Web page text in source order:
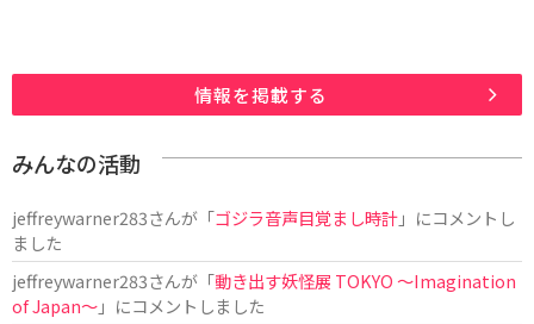
情報を掲載する
みんなの活動
jeffreywarner283さんが「ゴジラ音声目覚まし時計」にコメントし
ました
jeffreywarner283さんが「動き出す妖怪展 TOKYO 〜Imagination
of Japan〜」にコメントしました